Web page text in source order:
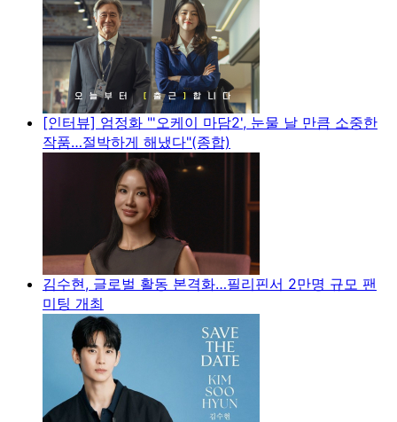
[인터뷰] 엄정화 "'오케이 마담2', 눈물 날 만큼 소중한
작품…절박하게 해냈다"(종합)
김수현, 글로벌 활동 본격화…필리핀서 2만명 규모 팬
미팅 개최